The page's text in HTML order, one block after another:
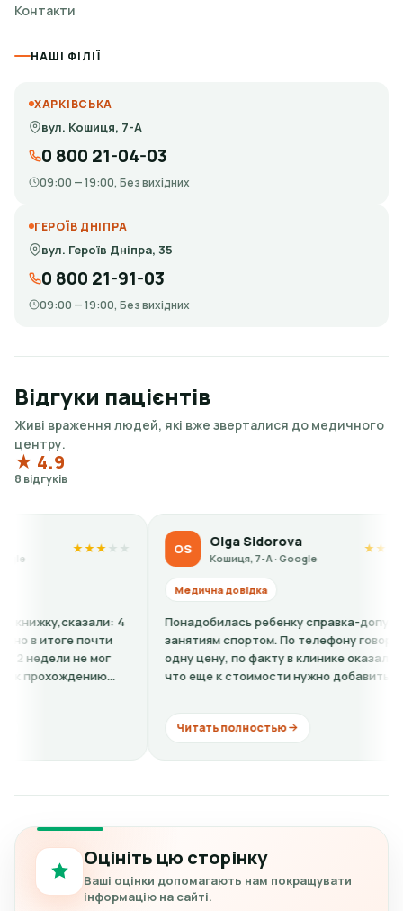
Контакти
НАШІ ФІЛІЇ
ХАРКІВСЬКА
вул. Кошиця, 7-А
0 800 21-04-03
09:00 — 19:00, Без вихідних
ГЕРОЇВ ДНІПРА
вул. Героїв Дніпра, 35
0 800 21-91-03
09:00 — 19:00, Без вихідних
Відгуки пацієнтів
Живі враження людей, які вже зверталися до медичного
центру.
★ 4.9
8 відгуків
OS Olga Sidorova
Кошиця, 7-А · Google
★★★★★
Понадобилась ребенку справка-допуск к
занятиям спортом. По телефону говорили
одну цену, по факту в клинике оказалось,
что еще к стоимости нужно добавить
KP
Все
О. -
видит,
Оцініть цю сторінку
Ваші оцінки допомагають нам покращувати
інформацію на сайті.